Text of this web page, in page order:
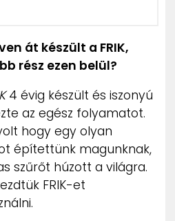
át készült a FRIK,
rész ezen belül?
4 évig készült és iszonyú
az egész folyamatot.
hogy egy olyan
építettünk magunknak,
szűrőt húzott a világra.
FRIK-et